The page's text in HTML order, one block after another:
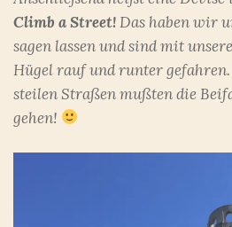
Climb a Street!Das haben wir
sagen lassen und sind mit
Hügel rauf und runter gefahren.
steilen Straßen mußten die
gehen!